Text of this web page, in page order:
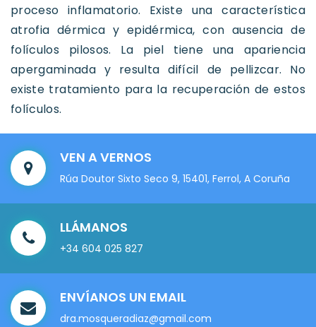
proceso inflamatorio. Existe una característica
atrofia dérmica y epidérmica, con ausencia de
folículos pilosos. La piel tiene una apariencia
apergaminada y resulta difícil de pellizcar. No
existe tratamiento para la recuperación de estos
folículos.
VEN A VERNOS
Rúa Doutor Sixto Seco 9, 15401, Ferrol, A Coruña
LLÁMANOS
+34 604 025 827
ENVÍANOS UN EMAIL
dra.mosqueradiaz@gmail.com